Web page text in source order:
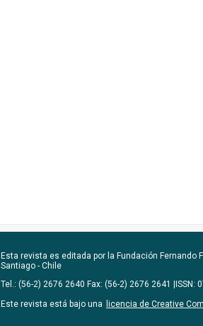
Esta revista es editada por la Fundación Fernando
Santiago - Chile
Tel.: (56-2) 2676 2640 Fax: (56-2) 2676 2641 |ISSN:
Este revista está bajo una
licencia de Creative